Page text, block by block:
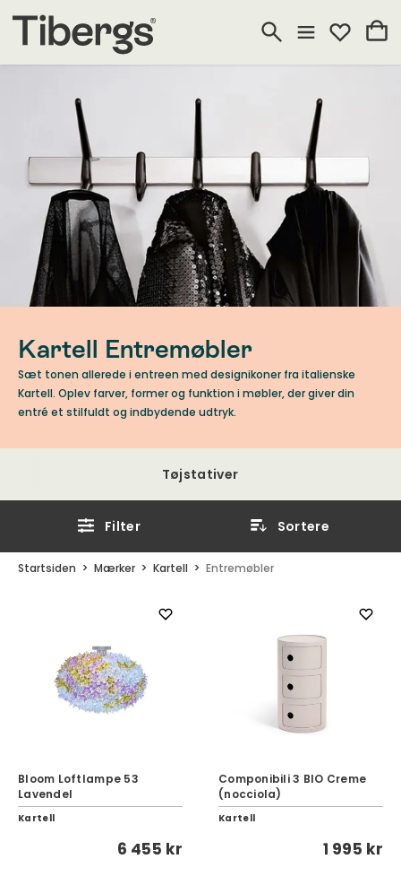
Kartell Entremøbler
Sæt tonen allerede i entreen med designikoner fra italienske
Kartell. Oplev farver, former og funktion i møbler, der giver din
entré et stilfuldt og indbydende udtryk.
Tøjstativer
Filter Sortere
Startsiden Mærker Kartell Entremøbler
Bloom Loftlampe 53
Lavendel
Kartell
6 455 kr
Componibili 3 BIO Creme
(nocciola)
Kartell
1 995 kr